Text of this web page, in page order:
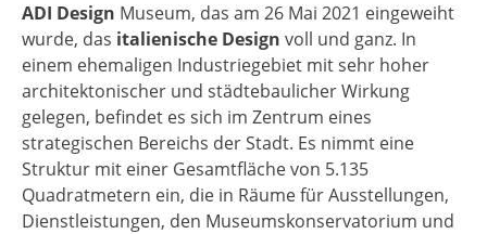
ADI Design Museum, das am 26 Mai 2021 eingeweiht
wurde, das italienische Design voll und ganz. In
einem ehemaligen Industriegebiet mit sehr hoher
architektonischer und städtebaulicher Wirkung
gelegen, befindet es sich im Zentrum eines
strategischen Bereichs der Stadt. Es nimmt eine
Struktur mit einer Gesamtfläche von 5.135
Quadratmetern ein, die in Räume für Ausstellungen,
Dienstleistungen, den Museumskonservatorium und